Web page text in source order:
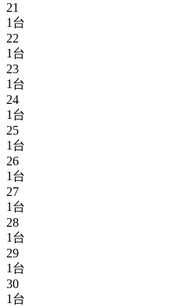
21
1台
22
1台
23
1台
24
1台
25
1台
26
1台
27
1台
28
1台
29
1台
30
1台